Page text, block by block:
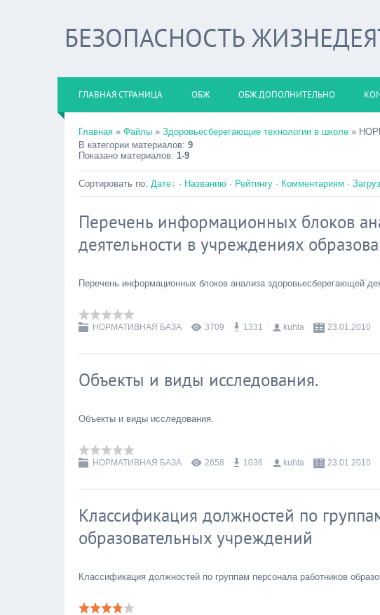
БЕЗОПАСНОСТЬ
ГЛАВНАЯ СТРАНИЦА ОБЖ ОБЖ ДОПОЛНИТЕЛЬНО
Главная » Файлы » Здоровьесберегающие технологии в школе »
В категории материалов: 9
Показано материалов: 1-9
Сортировать по: Дате · Названию · Рейтингу · Комментариям ·
Перечень информационных блоков
деятельности в учреждениях
Перечень информационных блоков анализа здоровьесберегающей
НОРМАТИВНАЯ БАЗА 3709 1331 kuhta 23.01.2010
Объекты и виды исследования.
Объекты и виды исследования.
НОРМАТИВНАЯ БАЗА 2658 1036 kuhta 23.01.2010
Классификация должностей по
образовательных учреждений
Классификация должностей по группам персонала работников